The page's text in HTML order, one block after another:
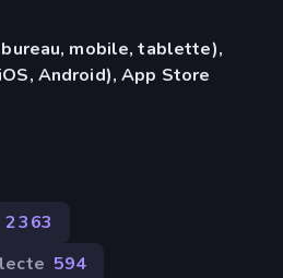
mobile, tablette),
Android), App Store
2 363
594